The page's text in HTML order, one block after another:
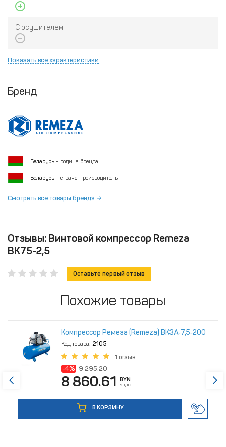
С осушителем
Показать все характеристики
Бренд
Беларусь - родина бренда
Беларусь - страна производитель
Смотреть все товары бренда
Отзывы: Винтовой компрессор Remeza
ВК75-2,5
Оставьте первый отзыв
Похожие товары
Компрессор Ремеза (Remeza) ВК3А‑7,5‑200
Код товара: 2105
1 отзыв
-4% 9 295.20
8 860.61 BYN
с НДС
В КОРЗИНУ